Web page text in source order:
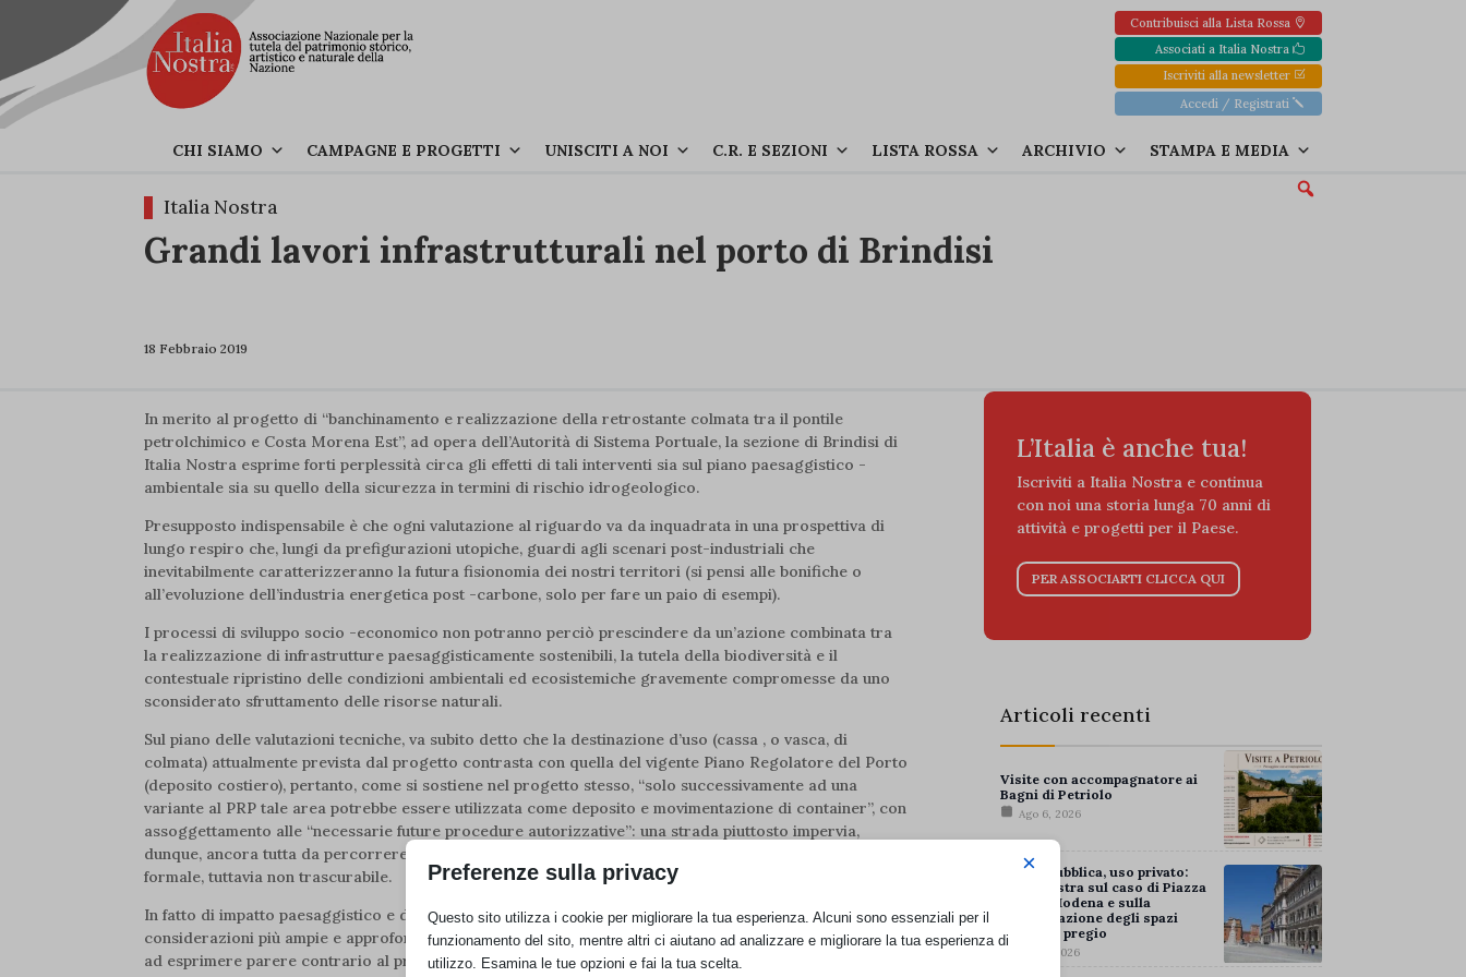
Contribuisci alla Lista Rossa
Associati a Italia Nostra
Iscriviti alla newsletter
Accedi / Registrati
CHI SIAMO CAMPAGNE E PROGETTI UNISCITI A NOI C.R. E SEZIONI LISTA ROSSA ARCHIVIO STAMPA E MEDIA
Italia Nostra
Grandi lavori infrastrutturali nel porto di Brindisi
18 Febbraio 2019
In merito al progetto di “banchinamento e realizzazione della retrostante colmata tra il pontile
petrolchimico e Costa Morena Est”, ad opera dell’Autorità di Sistema Portuale, la sezione di Brindisi di
Italia Nostra esprime forti perplessità circa gli effetti di tali interventi sia sul piano paesaggistico -
ambientale sia su quello della sicurezza in termini di rischio idrogeologico.
Presupposto indispensabile è che ogni valutazione al riguardo va da inquadrata in una prospettiva di
lungo respiro che, lungi da prefigurazioni utopiche, guardi agli scenari post-industriali che
inevitabilmente caratterizzeranno la futura fisionomia dei nostri territori (si pensi alle bonifiche o
all’evoluzione dell’industria energetica post -carbone, solo per fare un paio di esempi).
I processi di sviluppo socio -economico non potranno perciò prescindere da un’azione combinata tra
la realizzazione di infrastrutture paesaggisticamente sostenibili, la tutela della biodiversità e il
contestuale ripristino delle condizioni ambientali ed ecosistemiche gravemente compromesse da uno
sconsiderato sfruttamento delle risorse naturali.
Sul piano delle valutazioni tecniche, va subito detto che la destinazione d’uso (cassa , o vasca, di
colmata) attualmente prevista dal progetto contrasta con quella del vigente Piano Regolatore del Porto
(deposito costiero), pertanto, come si sostiene nel progetto stesso, “solo successivamente ad una
variante al PRP tale area potrebbe essere utilizzata come deposito e movimentazione di container”, con
assoggettamento alle “necessarie future procedure autorizzative”: una strada piuttosto impervia,
dunque, ancora tutta da percorrere e da valutare in termini di risultati. Un dato, forse puramente
formale, tuttavia non trascurabile.
In fatto di impatto paesaggistico e di sostenibilità ambientale, non essendo questa la sede di
considerazioni più ampie e approfondite, qui si evidenziano sinteticamente alcuni aspetti che inducono
ad esprimere parere contrario al progetto.
L’Italia è anche tua!
Iscriviti a Italia Nostra e continua
con noi una storia lunga 70 anni di
attività e progetti per il Paese.
PER ASSOCIARTI CLICCA QUI
Articoli recenti
Visite con accompagnatore ai
Bagni di Petriolo
Ago 6, 2026
Piazza pubblica, uso privato:
Italia Nostra sul caso di Piazza
Roma a Modena e sulla
privatizzazione degli spazi
urbani di pregio
Ago 5, 2026
Preferenze sulla privacy ×
Questo sito utilizza i cookie per migliorare la tua esperienza. Alcuni sono essenziali per il
funzionamento del sito, mentre altri ci aiutano ad analizzare e migliorare la tua esperienza di
utilizzo. Esamina le tue opzioni e fai la tua scelta.